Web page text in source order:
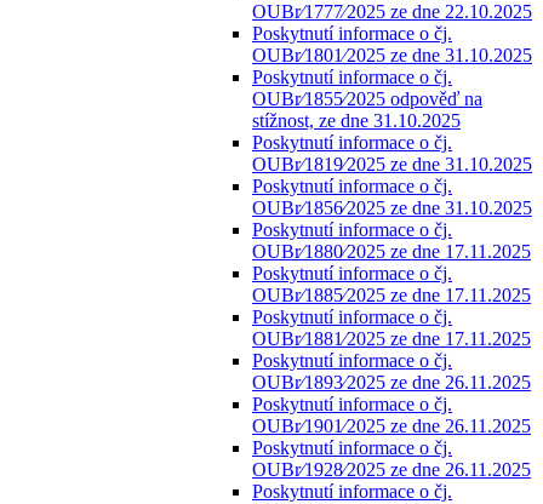
OUBr⁄1777⁄2025 ze dne 22.10.2025
Poskytnutí informace o čj.
OUBr⁄1801⁄2025 ze dne 31.10.2025
Poskytnutí informace o čj.
OUBr⁄1855⁄2025 odpověď na
stížnost, ze dne 31.10.2025
Poskytnutí informace o čj.
OUBr⁄1819⁄2025 ze dne 31.10.2025
Poskytnutí informace o čj.
OUBr⁄1856⁄2025 ze dne 31.10.2025
Poskytnutí informace o čj.
OUBr⁄1880⁄2025 ze dne 17.11.2025
Poskytnutí informace o čj.
OUBr⁄1885⁄2025 ze dne 17.11.2025
Poskytnutí informace o čj.
OUBr⁄1881⁄2025 ze dne 17.11.2025
Poskytnutí informace o čj.
OUBr⁄1893⁄2025 ze dne 26.11.2025
Poskytnutí informace o čj.
OUBr⁄1901⁄2025 ze dne 26.11.2025
Poskytnutí informace o čj.
OUBr⁄1928⁄2025 ze dne 26.11.2025
Poskytnutí informace o čj.